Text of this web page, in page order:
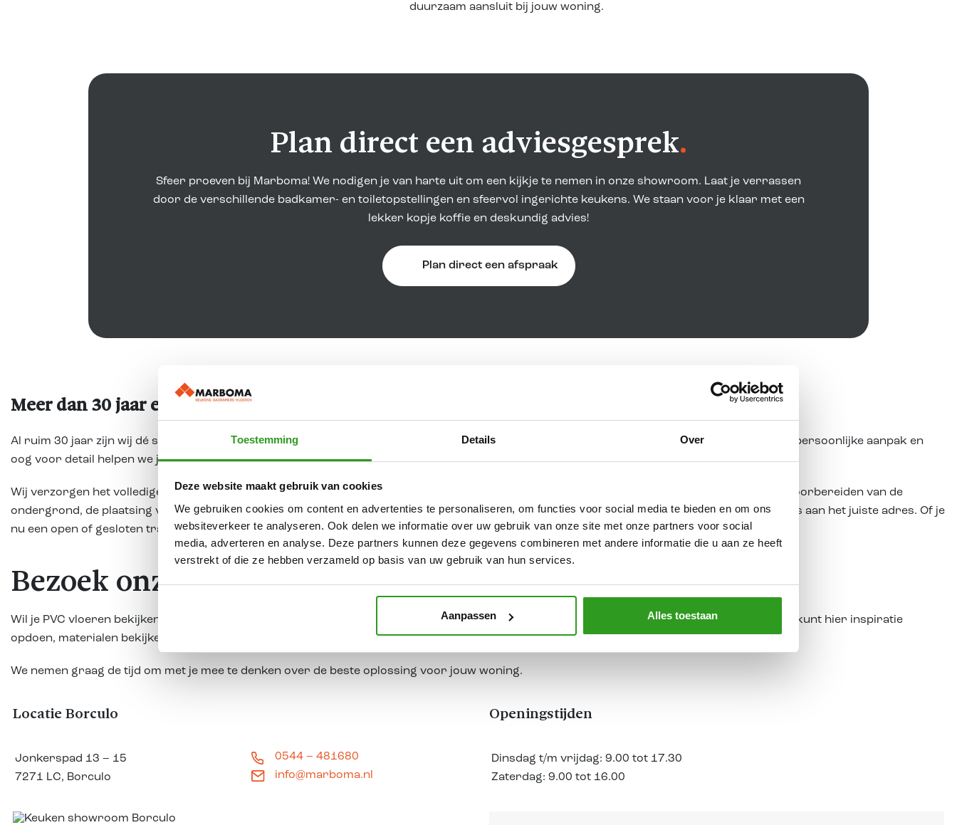
Toestemming Details Over
Deze website maakt gebruik van cookies
We gebruiken cookies om content en advertenties te personaliseren, om functies voor social media te bieden en om ons
websiteverkeer te analyseren. Ook delen we informatie over uw gebruik van onze site met onze partners voor social
media, adverteren en analyse. Deze partners kunnen deze gegevens combineren met andere informatie die u aan ze heeft
verstrekt of die ze hebben verzameld op basis van uw gebruik van hun services.
Aanpassen Alles toestaan
duurzaam aansluit bij jouw woning.
Plan direct een adviesgesprek.
Sfeer proeven bij Marboma! We nodigen je van harte uit om een kijkje te nemen in onze showroom. Laat je verrassen
door de verschillende badkamer- en toiletopstellingen en sfeervol ingerichte keukens. We staan voor je klaar met een
lekker kopje koffie en deskundig advies!
Plan direct een afspraak
Meer dan 30 jaar ervaring als vloerspecialist
Al ruim 30 jaar zijn wij dé specialist voor vloeren in Lichtenvoorde, Borculo en de omliggende regio. Met onze uitgebreide kennis van vloeren, persoonlijke aanpak en
oog voor detail helpen we je bij het realiseren van een interieur dat helemaal aansluit bij jouw wensen.
Wij verzorgen het volledige traject van begin tot eind. Je kunt bij ons terecht voor het verwijderen van je bestaande vloer, het egaliseren en voorbereiden van de
ondergrond, de plaatsing van je nieuwe PVC vloer en het installeren van vloerverwarming. Ook voor een passende traprenovatie ben je bij ons aan het juiste adres. Of je
nu een open of gesloten trap hebt, wij zorgen voor een stijlvolle afwerking die mooi aansluit bij je nieuwe vloer.
Bezoek onze showroom in Borculo.
Wil je PVC vloeren bekijken en de verschillende mogelijkheden vergelijken? Bezoek dan onze showroom in Borculo, dichtbij Lichtenvoorde. Je kunt hier inspiratie
opdoen, materialen bekijken en persoonlijk advies krijgen van onze vloerspecialisten.
We nemen graag de tijd om met je mee te denken over de beste oplossing voor jouw woning.
Locatie Borculo
Jonkerspad 13 – 15
7271 LC, Borculo
0544 – 481680
info@marboma.nl
Openingstijden
Dinsdag t/m vrijdag: 9.00 tot 17.30
Zaterdag: 9.00 tot 16.00